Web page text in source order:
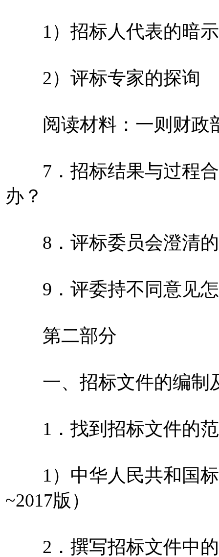
1）招标人代表的暗示
2）评标专家的探询
阅读材料：一则财政
7．招标结果与过程合
办？
8．评标委员会澄清的
9．评委持不同意见怎
第二部分
一、招标文件的编制
1．找到招标文件的
1）中华人民共和国标
~2017版）
2．撰写招标文件中的